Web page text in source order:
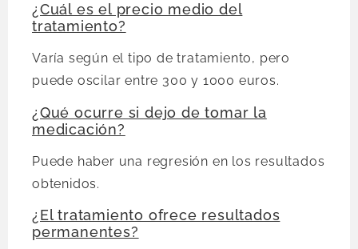
¿Cuál es el precio medio del
tratamiento?
Varía según el tipo de tratamiento, pero
puede oscilar entre 300 y 1000 euros.
¿Qué ocurre si dejo de tomar la
medicación?
Puede haber una regresión en los resultados
obtenidos.
¿El tratamiento ofrece resultados
permanentes?